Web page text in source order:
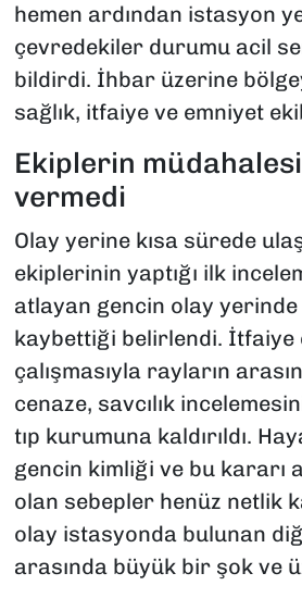
hemen ardından istasyon
çevredekiler durumu acil
bildirdi. İhbar üzerine
sağlık, itfaiye ve emniyet
Ekiplerin
vermedi
Olay yerine kısa sürede
ekiplerinin yaptığı ilk
atlayan gencin olay yerinde
kaybettiği belirlendi. İtfaiye
çalışmasıyla rayların
cenaze, savcılık
tıp kurumuna kaldırıldı.
gencin kimliği ve bu kararı
olan sebepler henüz netlik
olay istasyonda bulunan
arasında büyük bir şok ve